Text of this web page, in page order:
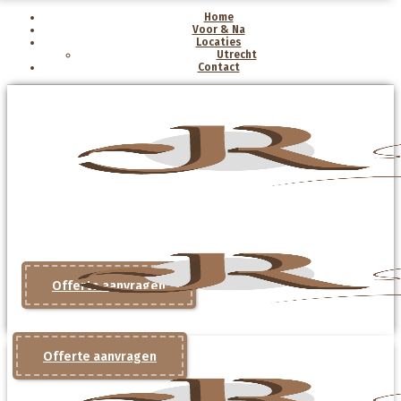
Home
Voor & Na
Locaties
Utrecht
Contact
Offerte aanvragen
Offerte aanvragen